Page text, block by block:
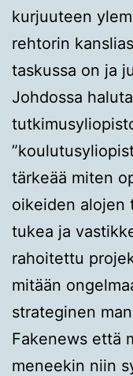
kurjuuteen
rehtorin
taskussa on ja
Johdossa
tärkeää miten
oikeiden alojen
tukea ja
rahoitettu
mitään
strateginen
Fakenews että
meneekin niin